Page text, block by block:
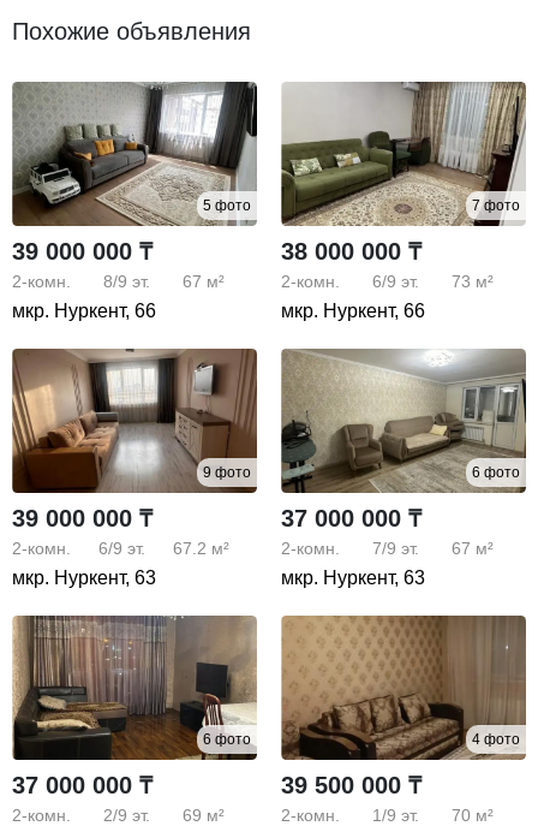
Похожие объявления
5 фото
39 000 000 ₸
2-комн. 8/9 эт. 67 м²
мкр. Нуркент, 66
7 фото
38 000 000 ₸
2-комн. 6/9 эт. 73 м²
мкр. Нуркент, 66
9 фото
39 000 000 ₸
2-комн. 6/9 эт. 67.2 м²
мкр. Нуркент, 63
6 фото
37 000 000 ₸
2-комн. 7/9 эт. 67 м²
мкр. Нуркент, 63
6 фото
37 000 000 ₸
2-комн. 2/9 эт. 69 м²
4 фото
39 500 000 ₸
2-комн. 1/9 эт. 70 м²